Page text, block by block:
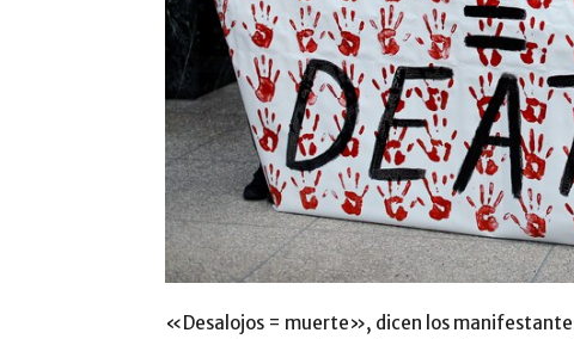
«Desalojos = muerte», dicen los